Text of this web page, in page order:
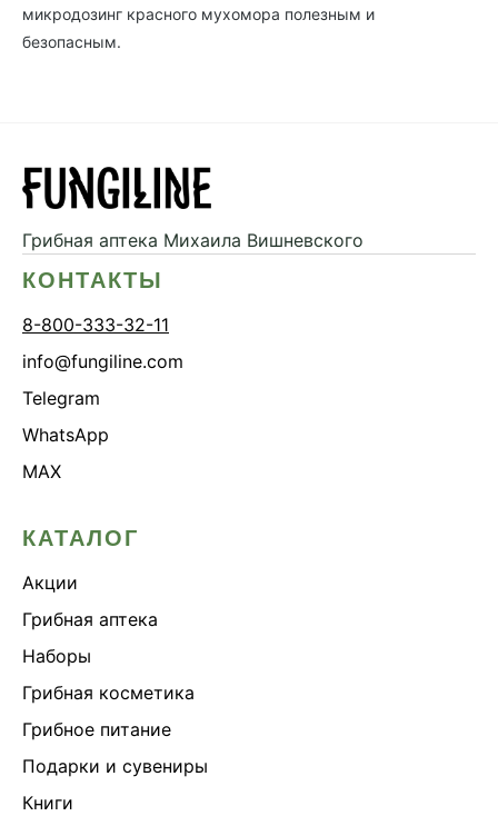
микродозинг красного мухомора полезным и
безопасным.
Грибная аптека Михаила Вишневского
КОНТАКТЫ
8-800-333-32-11
info@fungiline.com
Telegram
WhatsApp
MAX
КАТАЛОГ
Акции
Грибная аптека
Наборы
Грибная косметика
Грибное питание
Подарки и сувениры
Книги